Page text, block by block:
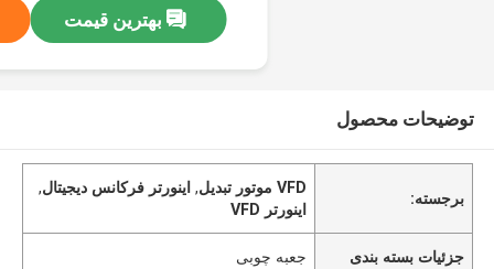
بهترین قیمت
توضیحات محصول
برجسته:
VFD موتور تبدیل ,اینورتر فرکانس دیجیتال,
اینورتر VFD
جزئیات بسته بندی جعبه چوبی